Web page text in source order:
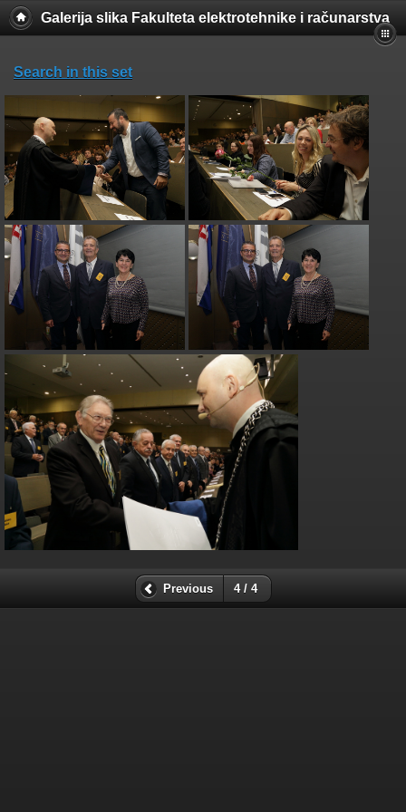
Galerija slika Fakulteta elektrotehnike i računarstva
Search in this set
Previous 4 / 4